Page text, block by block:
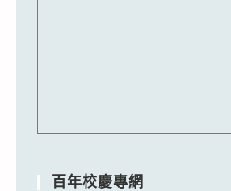
百年校慶專網